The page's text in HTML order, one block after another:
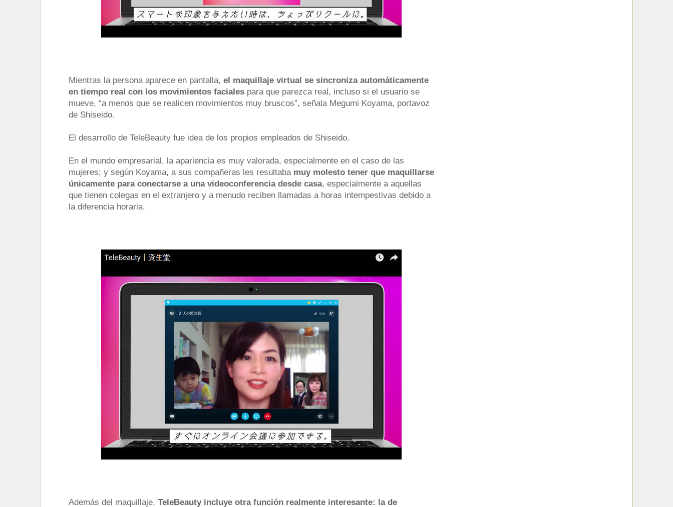
Mientras la persona aparece en pantalla, el maquillaje virtual se sincroniza automáticamente
en tiempo real con los movimientos faciales para que parezca real, incluso si el usuario se
mueve, “a menos que se realicen movimientos muy bruscos”, señala Megumi Koyama, portavoz
de Shiseido.
El desarrollo de TeleBeauty fue idea de los propios empleados de Shiseido.
En el mundo empresarial, la apariencia es muy valorada, especialmente en el caso de las
mujeres; y según Koyama, a sus compañeras les resultaba muy molesto tener que maquillarse
únicamente para conectarse a una videoconferencia desde casa, especialmente a aquellas
que tienen colegas en el extranjero y a menudo reciben llamadas a horas intempestivas debido a
la diferencia horaria.
Además del maquillaje, TeleBeauty incluye otra función realmente interesante: la de